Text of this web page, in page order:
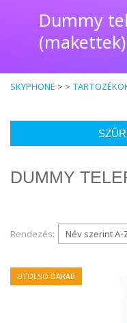
Dummy
(makettek)
SKYPHONE > >
DUMMY
Rendezés:
UTOLSO DARAB